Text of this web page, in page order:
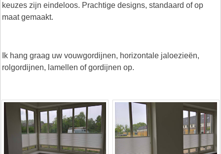
keuzes zijn eindeloos. Prachtige designs, standaard of op
maat gemaakt.
Ik hang graag uw vouwgordijnen, horizontale jaloezieën,
rolgordijnen, lamellen of gordijnen op.